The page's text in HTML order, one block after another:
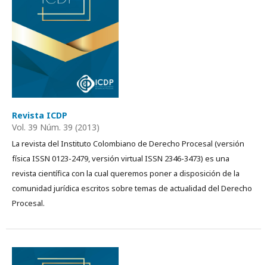
Revista ICDP
Vol. 39 Núm. 39 (2013)
La revista del Instituto Colombiano de Derecho Procesal (versión
física ISSN 0123-2479, versión virtual ISSN 2346-3473) es una
revista científica con la cual queremos poner a disposición de la
comunidad jurídica escritos sobre temas de actualidad del Derecho
Procesal.